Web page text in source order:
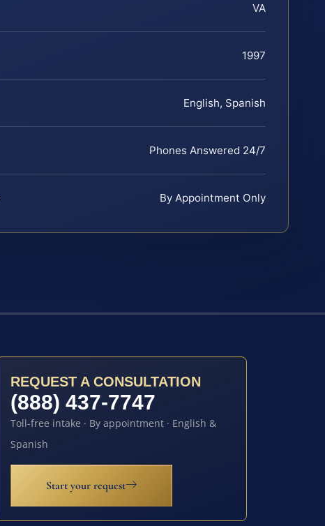
VA
1997
English, Spanish
Phones Answered 24/7
By Appointment Only
REQUEST A CONSULTATION
(888) 437-7747
Toll-free intake · By appointment · English &
Spanish
Start your request